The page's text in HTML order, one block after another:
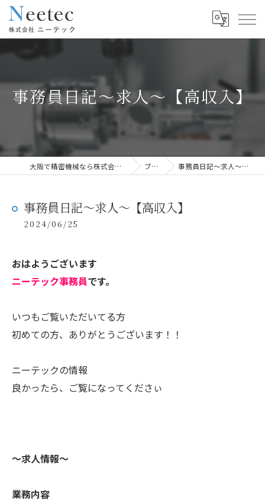
事務員日記〜求人〜【高収入】
大阪で精密機械なら株式会社ニーテック ブログ 事務員日記〜求人〜【高収入】
事務員日記〜求人〜【高収入】
2024/06/25
おはようございます
ニーテック事務員です。
いつもご覧いただいてる方
初めての方、ありがとうございます！！
ニーテックの情報
良かったら、ご覧になってくださぃ
〜求人情報〜
業務内容